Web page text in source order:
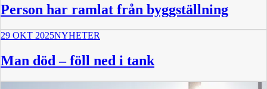
Person har ramlat från byggställning
29 OKT 2025NYHETER
Man död – föll ned i tank